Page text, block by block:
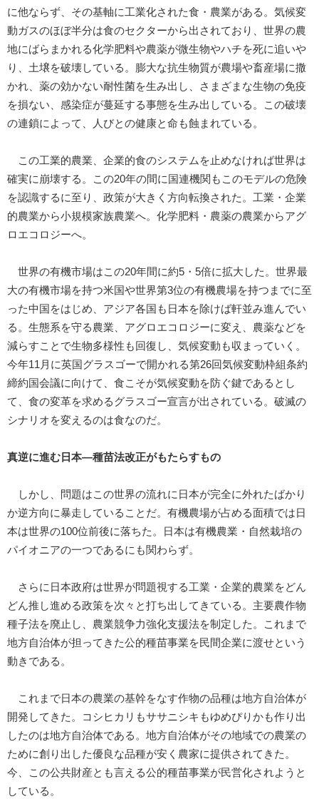
に他ならず、その基軸に工業化された食・農業がある。気候変
動ガスのほぼ半分は食のセクターから出されており、世界の農
地にばらまかれる化学肥料や農薬が微生物やハチを死に追いや
り、土壌を破壊している。膨大な抗生物質が農場や畜産場に撒
かれ、薬の効かない耐性菌を生み出し、さまざまな生物の免疫
を損ない、感染症が蔓延する事態を生み出している。この破壊
の連鎖によって、人びとの健康と命も蝕まれている。
この工業的農業、企業的食のシステムを止めなければ世界は
確実に崩壊する。この20年の間に国連機関もこのモデルの危険
を認識するに至り、政策が大きく方向転換された。工業・企業
的農業から小規模家族農業へ。化学肥料・農薬の農業からアグ
ロエコロジーへ。
世界の有機市場はこの20年間に約5・5倍に拡大した。世界最
大の有機市場を持つ米国や世界第3位の有機農場を持つまでに至
った中国をはじめ、アジア各国も日本を除けば軒並み進んでい
る。生態系を守る農業、アグロエコロジーに変え、農薬などを
減らすことで生物多様性も回復し、気候変動も収まっていく。
今年11月に英国グラスゴーで開かれる第26回気候変動枠組条約
締約国会議に向けて、食こそが気候変動を防ぐ鍵であるとし
て、食の変革を求めるグラスゴー宣言が出されている。破滅の
シナリオを変えるのは食なのだ。
真逆に進む日本―種苗法改正がもたらすもの
しかし、問題はこの世界の流れに日本が完全に外れたばかり
か逆方向に暴走していることだ。有機農場が占める面積では日
本は世界の100位前後に落ちた。日本は有機農業・自然栽培の
パイオニアの一つであるにも関わらず。
さらに日本政府は世界が問題視する工業・企業的農業をどん
どん推し進める政策を次々と打ち出してきている。主要農作物
種子法を廃止し、農業競争力強化支援法を制定した。これまで
地方自治体が担ってきた公的種苗事業を民間企業に渡せという
動きである。
これまで日本の農業の基幹をなす作物の品種は地方自治体が
開発してきた。コシヒカリもササニシキもゆめぴりかも作り出
したのは地方自治体である。地方自治体がその地域での農業の
ために創り出した優良な品種が安く農家に提供されてきた。
今、この公共財産とも言える公的種苗事業が民営化されようと
している。